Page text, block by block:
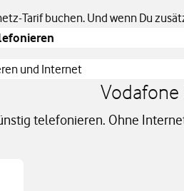
Tarif buchen. Und wenn Du
und Internet
Vodafone
telefonieren. Ohne